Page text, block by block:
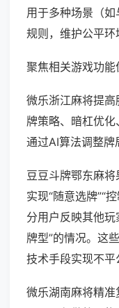
用于多种场景（
规则，维护公平环
聚焦相关游戏功能
微乐浙江麻将提
牌策略、暗杠优化
通过AI算法调整牌
豆豆斗牌鄂东麻
实现“随意选牌”“
分用户反映其他玩
牌型”的情况。这
技术手段实现不平
微乐湖南麻将精准